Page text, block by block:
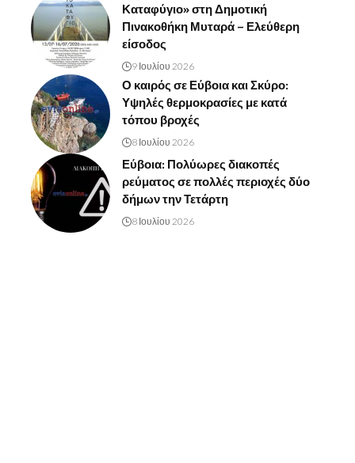
Καταφύγιο» στη Δημοτική
Πινακοθήκη Μυταρά – Ελεύθερη
είσοδος
9 Ιουλίου 2026
Ο καιρός σε Εύβοια και Σκύρο:
Υψηλές θερμοκρασίες με κατά
τόπου βροχές
8 Ιουλίου 2026
Εύβοια: Πολύωρες διακοπές
ρεύματος σε πολλές περιοχές δύο
δήμων την Τετάρτη
8 Ιουλίου 2026